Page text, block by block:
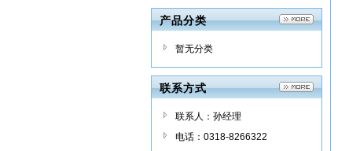
产品分类
暂无分类
联系方式
联系人：孙经理
电话：0318-8266322